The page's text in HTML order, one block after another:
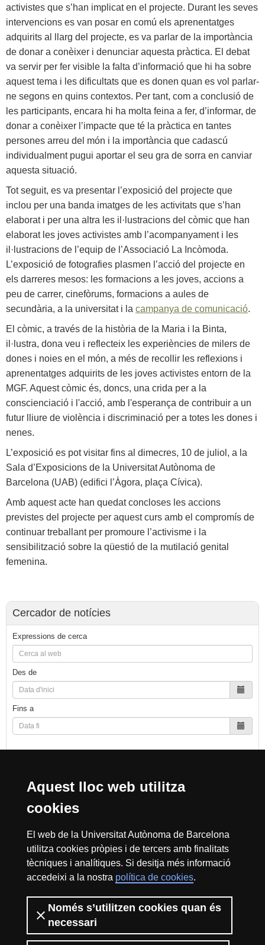
Aquest lloc web utilitza
cookies
El web de la Universitat Autònoma de Barcelona
utilitza cookies pròpies i de tercers amb finalitats
tècniques i analítiques. Si desitja més informació
accedeixi a la nostra política de cookies.
Només s’utilitzen cookies quan és
necessari
activistes que s’han implicat en el projecte. Durant les seves
intervencions es van posar en comú els aprenentatges
adquirits al llarg del projecte, es va parlar de la importància
de donar a conèixer i denunciar aquesta pràctica. El debat
va servir per fer visible la falta d’informació que hi ha sobre
aquest tema i les dificultats que es donen quan es vol parlar-
ne segons en quins contextos. Per tant, com a conclusió de
les participants, encara hi ha molta feina a fer, d’informar, de
donar a conèixer l’impacte que té la pràctica en tantes
persones arreu del món i la importància que cadascú
individualment pugui aportar el seu gra de sorra en canviar
aquesta situació.
Tot seguit, es va presentar l’exposició del projecte que
inclou per una banda imatges de les activitats que s’han
elaborat i per una altra les il·lustracions del còmic que han
elaborat les joves activistes amb l’acompanyament i les
il·lustracions de l’equip de l’Associació La Incòmoda.
L’exposició de fotografies plasmen l’acció del projecte en
els darreres mesos: les formacions a les joves, accions a
peu de carrer, cinefòrums, formacions a aules de
secundària, a la universitat i la campanya de comunicació.
El còmic, a través de la història de la Maria i la Binta,
il ·lustra, dona veu i reflecteix les experiències de milers de
dones i noies en el món, a més de recollir les reflexions i
aprenentatges adquirits de les joves activistes entorn de la
MGF. Aquest còmic és, doncs, una crida per a la
conscienciació i l'acció, amb l'esperança de contribuir a un
futur lliure de violència i discriminació per a totes les dones i
nenes.
L’exposició es pot visitar fins al dimecres, 10 de juliol, a la
Sala d’Exposicions de la Universitat Autònoma de
Barcelona (UAB) (edifici l’Àgora, plaça Cívica).
Amb aquest acte han quedat concloses les accions
previstes del projecte per aquest curs amb el compromís de
continuar treballant per promoure l’activisme i la
sensibilització sobre la qüestió de la mutilació genital
femenina.
Cercador de notícies
Expressions de cerca
Des de
Fins a
HR
Sobre el web Accessibilitat web Avís Legal
Política de
privacitat